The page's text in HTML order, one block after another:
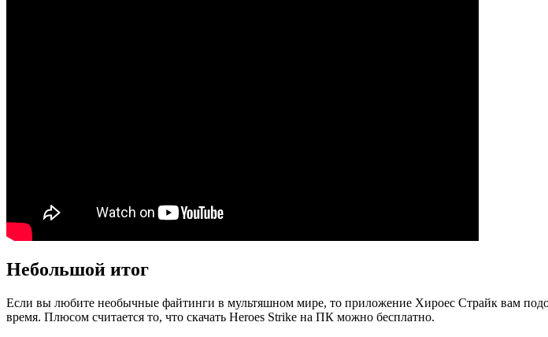
Небольшой итог
Если вы любите необычные файтинги в мультяшном мире, то приложение Хироес Страйк вам
время. Плюсом считается то, что скачать Heroes Strike на ПК можно бесплатно.